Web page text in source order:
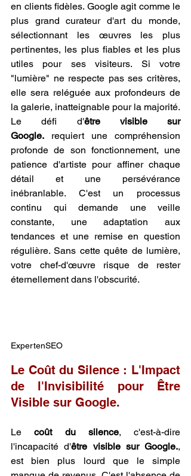
en clients fidèles. Google agit comme le
plus grand curateur d'art du monde,
sélectionnant les œuvres les plus
pertinentes, les plus fiables et les plus
utiles pour ses visiteurs. Si votre
"lumière" ne respecte pas ses critères,
elle sera reléguée aux profondeurs de
la galerie, inatteignable pour la majorité.
Le défi d'être visible sur
Google. requiert une compréhension
profonde de son fonctionnement, une
patience d'artiste pour affiner chaque
détail et une persévérance
inébranlable. C'est un processus
continu qui demande une veille
constante, une adaptation aux
tendances et une remise en question
régulière. Sans cette quête de lumière,
votre chef-d'œuvre risque de rester
éternellement dans l'obscurité.
ExpertenSEO
Le Coût du Silence : L'Impact
de l'Invisibilité pour Être
Visible sur Google.
Le coût du silence, c'est-à-dire
l'incapacité d'être visible sur Google.,
est bien plus lourd que le simple